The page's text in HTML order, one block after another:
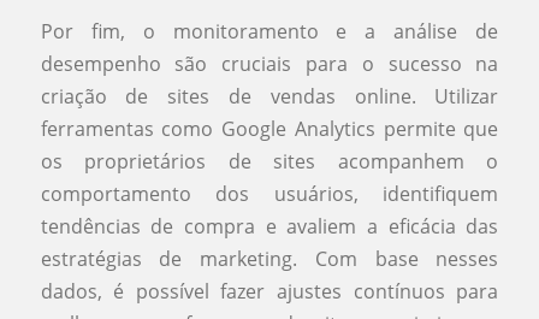
Por fim, o monitoramento e a análise de
desempenho são cruciais para o sucesso na
criação de sites de vendas online. Utilizar
ferramentas como Google Analytics permite que
os proprietários de sites acompanhem o
comportamento dos usuários, identifiquem
tendências de compra e avaliem a eficácia das
estratégias de marketing. Com base nesses
dados, é possível fazer ajustes contínuos para